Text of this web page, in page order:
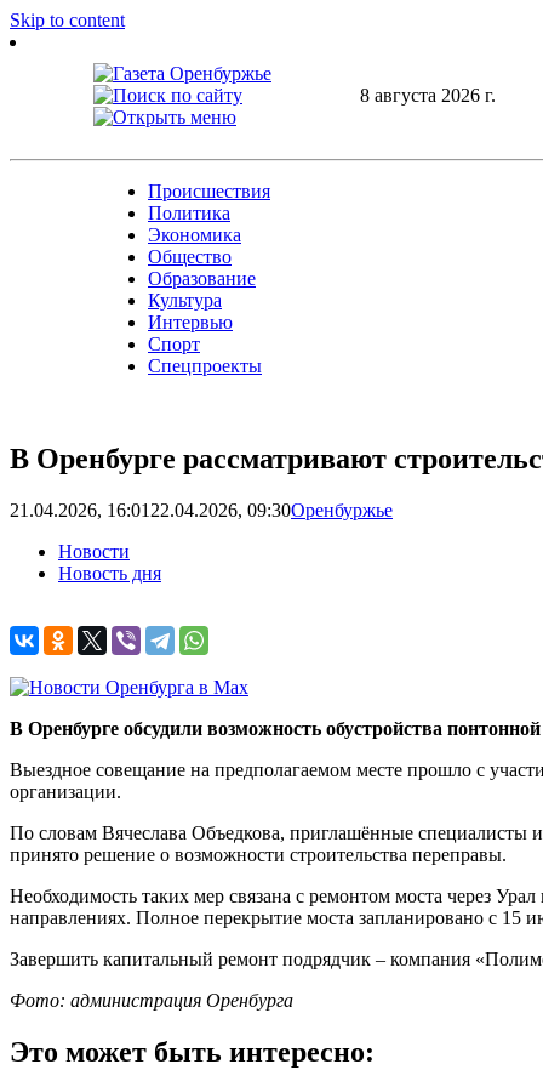
Skip to content
8 августа 2026 г.
Происшествия
Политика
Экономика
Общество
Образование
Культура
Интервью
Спорт
Спецпроекты
В Оренбурге рассматривают
21.04.2026, 16:01 22.04.2026, 09:30Оренбуржье
Новости
Новость дня
В Оренбурге обсудили возможность обустройства
Выездное совещание на предполагаемом месте прошло с
организации.
По словам Вячеслава Объедкова, приглашённые специалисты
принято решение о возможности строительства переправы.
Необходимость таких мер связана с ремонтом моста через
направлениях. Полное перекрытие моста запланировано с 15
Завершить капитальный ремонт подрядчик – компания
Фото: администрация Оренбурга
Это может быть интересно: